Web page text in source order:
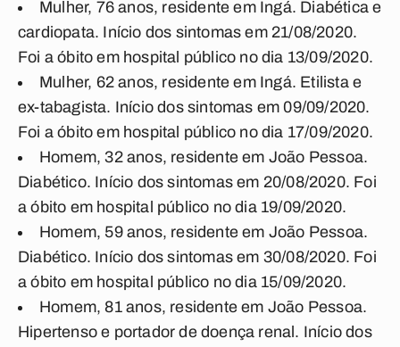
Mulher, 76 anos, residente em Ingá. Diabética e
cardiopata. Início dos sintomas em 21/08/2020.
Foi a óbito em hospital público no dia 13/09/2020.
Mulher, 62 anos, residente em Ingá. Etilista e
ex-tabagista. Início dos sintomas em 09/09/2020.
Foi a óbito em hospital público no dia 17/09/2020.
Homem, 32 anos, residente em João Pessoa.
Diabético. Início dos sintomas em 20/08/2020. Foi
a óbito em hospital público no dia 19/09/2020.
Homem, 59 anos, residente em João Pessoa.
Diabético. Início dos sintomas em 30/08/2020. Foi
a óbito em hospital público no dia 15/09/2020.
Homem, 81 anos, residente em João Pessoa.
Hipertenso e portador de doença renal. Início dos